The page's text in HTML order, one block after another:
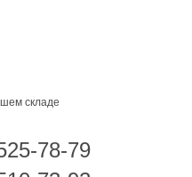
складе
78-79